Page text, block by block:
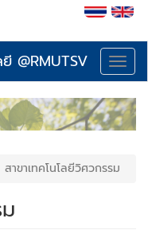
@RMUTSV
สาขาเทคโนโลยีวิศวกรรม